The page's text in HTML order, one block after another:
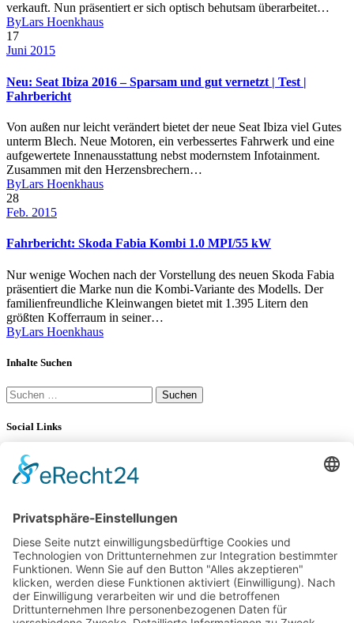
verkauft. Nun präsentiert er sich optisch behutsam überarbeitet…
ByLars Hoenkhaus
17
Juni 2015
Neu: Seat Ibiza 2016 – Sparsam und gut vernetzt | Test |
Fahrbericht
Von außen nur leicht verändert bietet der neue Seat Ibiza viel Gutes
unterm Blech. Neue Motoren, ein verbessertes Fahrwerk und eine
aufgewertete Innenausstattung nebst modernstem Infotainment.
Zusammen mit den Herzensbrechern…
ByLars Hoenkhaus
28
Feb. 2015
Fahrbericht: Skoda Fabia Kombi 1.0 MPI/55 kW
Nur wenige Wochen nach der Vorstellung des neuen Skoda Fabia
präsentiert die Marke nun die Kombi-Variante des Modells. Der
familienfreundliche Kleinwangen bietet mit 1.395 Litern den
größten Kofferraum in seiner…
ByLars Hoenkhaus
Inhalte Suchen
Suchen
nach:
Social Links
YouTube LinkedIn
100 km Verbrauch Test
Mercedes-Benz V-Klasse V 300 d Langstreckentest
25. September 2024